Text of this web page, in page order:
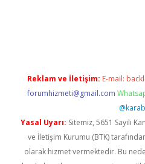
Reklam ve İletişim: E-mail:
forumhizmeti@gmail.com
Yasal Uyarı: Sitemiz, 5651 Sayılı
ve İletişim Kurumu (BTK)
olarak hizmet vermektedir. Bu